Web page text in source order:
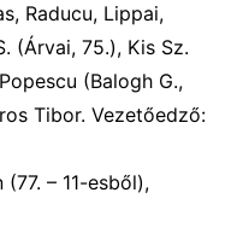
Raducu, Lippai,
(Árvai, 75.), Kis Sz.
(Balogh G.,
Tibor. Vezetőedző:
– 11-esből),